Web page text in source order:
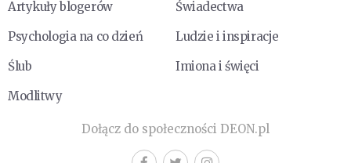
Artykuły blogerów
Świadectwa
Psychologia na co dzień
Ludzie i inspiracje
Ślub
Imiona i święci
Modlitwy
Dołącz do społeczności DEON.pl